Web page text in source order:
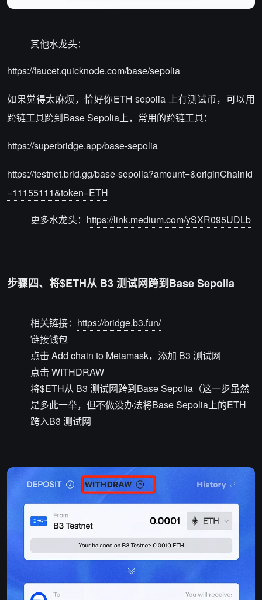
其他水龙头：
https://faucet.quicknode.com/base/sepolia
如果觉得太麻烦，恰好你ETH sepolia 上有测试币，可以用
跨链工具跨到Base Sepolia上，常用的跨链工具：
https://superbridge.app/base-sepolia
https://testnet.brid.gg/base-sepolia?amount=&originChainId
=11155111&token=ETH
更多水龙头： https://link.medium.com/ySXR095UDLb
步骤四、将$ETH从 B3 测试网跨到Base Sepolia
相关链接： https://bridge.b3.fun/
链接钱包
点击 Add chain to Metamask，添加 B3 测试网
点击 WITHDRAW
将$ETH从 B3 测试网跨到Base Sepolia（这一步虽然
是多此一举，但不做没办法将Base Sepolia上的ETH
跨入B3 测试网